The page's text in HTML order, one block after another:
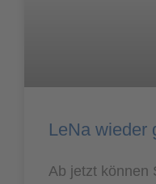
LeNa wieder
Ab jetzt können